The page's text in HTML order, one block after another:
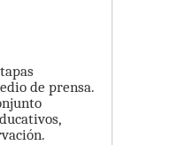
de prensa.